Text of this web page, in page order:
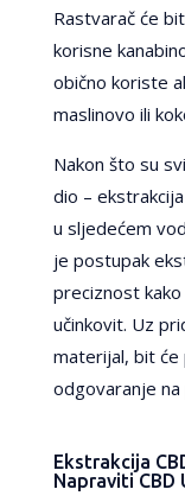
Rastvarač će
korisne
obično koriste
maslinovo ili
Nakon što su
dio –
u sljedećem
je postupak
preciznost
učinkovit. Uz
materijal, bit
odgovaranje
Ekstrakcija
Napraviti CBD